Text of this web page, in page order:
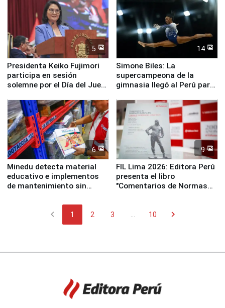
5
Presidenta Keiko Fujimori
participa en sesión
solemne por el Día del Juez
14
Simone Biles: La
supercampeona de la
gimnasia llegó al Perú para
Panamericanos Lima 2027
6
Minedu detecta material
educativo e implementos
de mantenimiento sin
9
FIL Lima 2026: Editora Perú
presenta el libro
"Comentarios de Normas
chevron_left 1 2 3 10 chevron_right